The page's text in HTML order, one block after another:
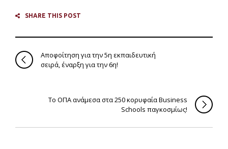
SHARE THIS POST
Αποφοίτηση για την 5η εκπαιδευτική
σειρά, έναρξη για την 6η!
Το ΟΠΑ ανάμεσα στα 250 κορυφαία Business
Schools παγκοσμίως!